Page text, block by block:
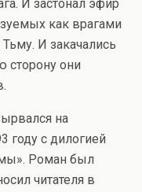
И застонал эфир
как врагами
И закачались
сторону они
на
году с дилогией
Роман был
читателя в